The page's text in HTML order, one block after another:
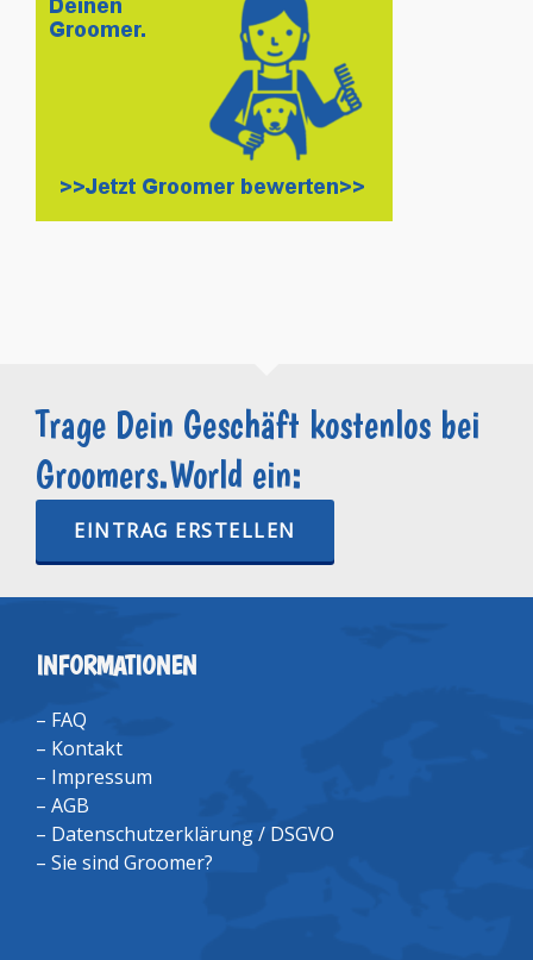
Trage Dein Geschäft kostenlos bei
Groomers.World ein:
EINTRAG ERSTELLEN
INFORMATIONEN
– FAQ
– Kontakt
– Impressum
– AGB
– Datenschutzerklärung / DSGVO
– Sie sind Groomer?